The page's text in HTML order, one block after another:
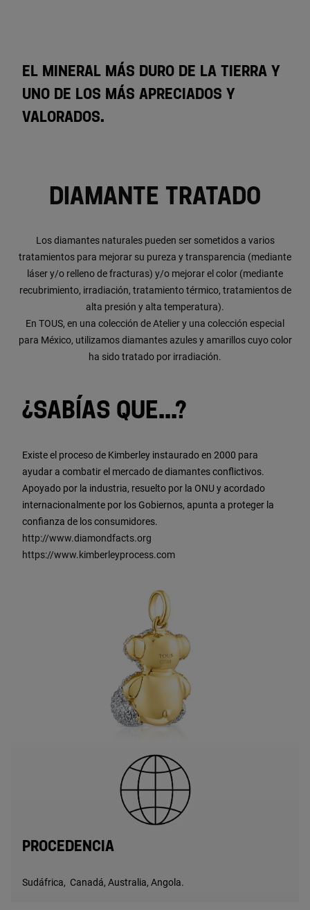
EL MINERAL MÁS DURO DE LA TIERRA Y
UNO DE LOS MÁS APRECIADOS Y
VALORADOS.
DIAMANTE TRATADO
Los diamantes naturales pueden ser sometidos a varios
tratamientos para mejorar su pureza y transparencia (mediante
láser y/o relleno de fracturas) y/o mejorar el color (mediante
recubrimiento, irradiación, tratamiento térmico, tratamientos de
alta presión y alta temperatura).
En TOUS, en una colección de Atelier y una colección especial
para México, utilizamos diamantes azules y amarillos cuyo color
ha sido tratado por irradiación.
¿SABÍAS QUE...?
Existe el proceso de Kimberley instaurado en 2000 para
ayudar a combatir el mercado de diamantes conflictivos.
Apoyado por la industria, resuelto por la ONU y acordado
internacionalmente por los Gobiernos, apunta a proteger la
confianza de los consumidores.
http://www.diamondfacts.org
https://www.kimberleyprocess.com
PROCEDENCIA
Sudáfrica, Canadá, Australia, Angola.